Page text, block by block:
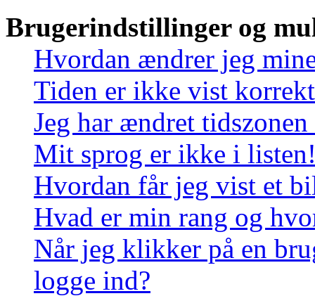
Brugerindstillinger og
Hvordan ændrer jeg
Tiden er ikke vist
Jeg har ændret
Mit sprog er ikke i
Hvordan får jeg vist et
Hvad er min rang og
Når jeg klikker på en
logge ind?